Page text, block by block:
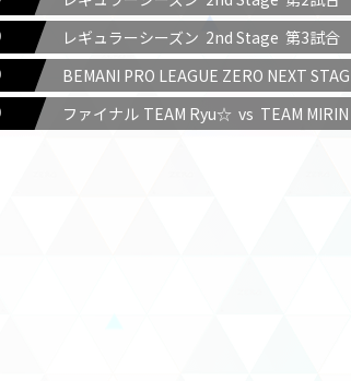
レギュラーシーズン 2nd Stage 第3試合
BEMANI PRO LEAGUE ZERO NEXT
ファイナル TEAM Ryu☆ vs TEAM MIRIN